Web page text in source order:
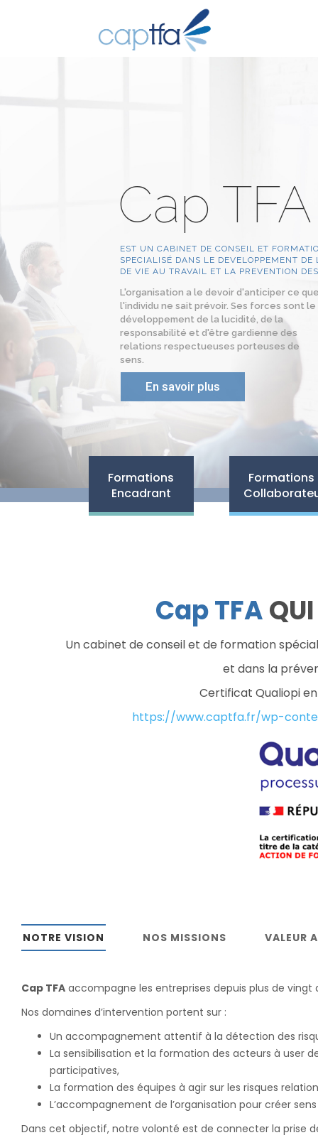
Cap TFA
EST UN CABINET DE CONSEIL ET
SPECIALISÉ DANS LE DEVELOPPEMENT DE
DE VIE AU TRAVAIL ET LA PREVENTION
L'organisation a le devoir d'anticiper ce
l'individu ne sait prévoir. Ses forces sont le
développement de la lucidité, de la
responsabilité et d'être gardienne des
relations respectueuses porteuses de
sens.
En savoir plus
Formations
Encadrant
Formations
Cap TFA
Un cabinet de conseil et de formation
et dans la
Certificat Qualiopi
https://www.captfa.fr/wp-
NOTRE VISION NOS MISSIONS VALEUR
Cap TFA accompagne les entreprises depuis plus de vingt
Nos domaines d’intervention portent sur :
Un accompagnement attentif à la détection des
La sensibilisation et la formation des acteurs à user
participatives,
La formation des équipes à agir sur les risques
L’accompagnement de l’organisation pour créer
Dans cet objectif, notre volonté est de connecter la prise